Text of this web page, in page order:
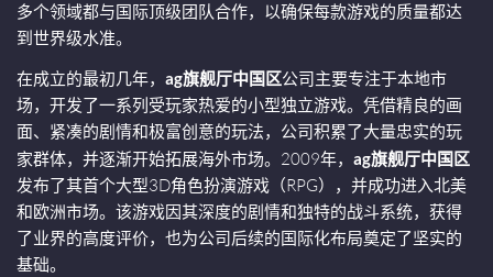
多个领域都与国际顶级团队合作，以确保每款游戏的质量都达
到世界级水准。
在成立的最初几年， ag旗舰厅中国区公司主要专注于本地市
场，开发了一系列受玩家热爱的小型独立游戏。凭借精良的画
面、紧凑的剧情和极富创意的玩法，公司积累了大量忠实的玩
家群体，并逐渐开始拓展海外市场。2009年， ag旗舰厅中国区
发布了其首个大型3D角色扮演游戏（RPG），并成功进入北美
和欧洲市场。该游戏因其深度的剧情和独特的战斗系统，获得
了业界的高度评价，也为公司后续的国际化布局奠定了坚实的
基础。